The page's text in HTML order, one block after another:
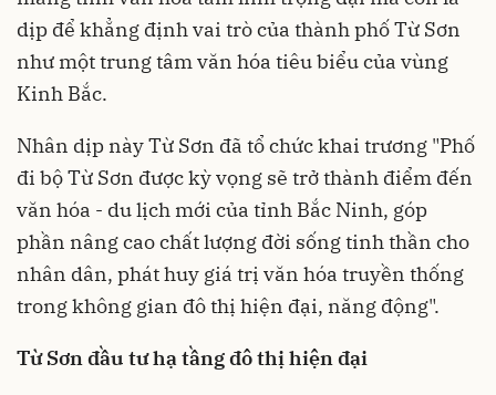
dịp để khẳng định vai trò của thành phố Từ Sơn
như một trung tâm văn hóa tiêu biểu của vùng
Kinh Bắc.
Nhân dịp này Từ Sơn đã tổ chức khai trương "Phố
đi bộ Từ Sơn được kỳ vọng sẽ trở thành điểm đến
văn hóa - du lịch mới của tỉnh Bắc Ninh, góp
phần nâng cao chất lượng đời sống tinh thần cho
nhân dân, phát huy giá trị văn hóa truyền thống
trong không gian đô thị hiện đại, năng động".
Từ Sơn đầu tư hạ tầng đô thị hiện đại